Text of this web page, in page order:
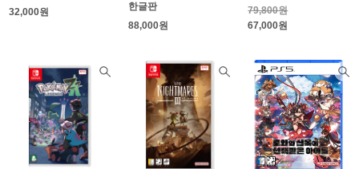
32,000원
한글판
88,000원
79,800원
67,000원